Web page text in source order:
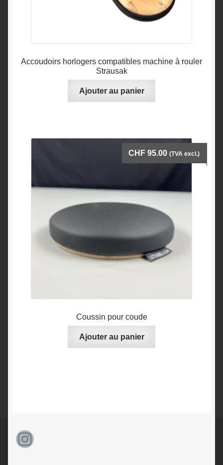
Accoudoirs horlogers compatibles machine à rouler
Strausak
Ajouter au panier
Coussin pour coude
CHF 95.00 (TVA excl.)
Ajouter au panier
Instagram